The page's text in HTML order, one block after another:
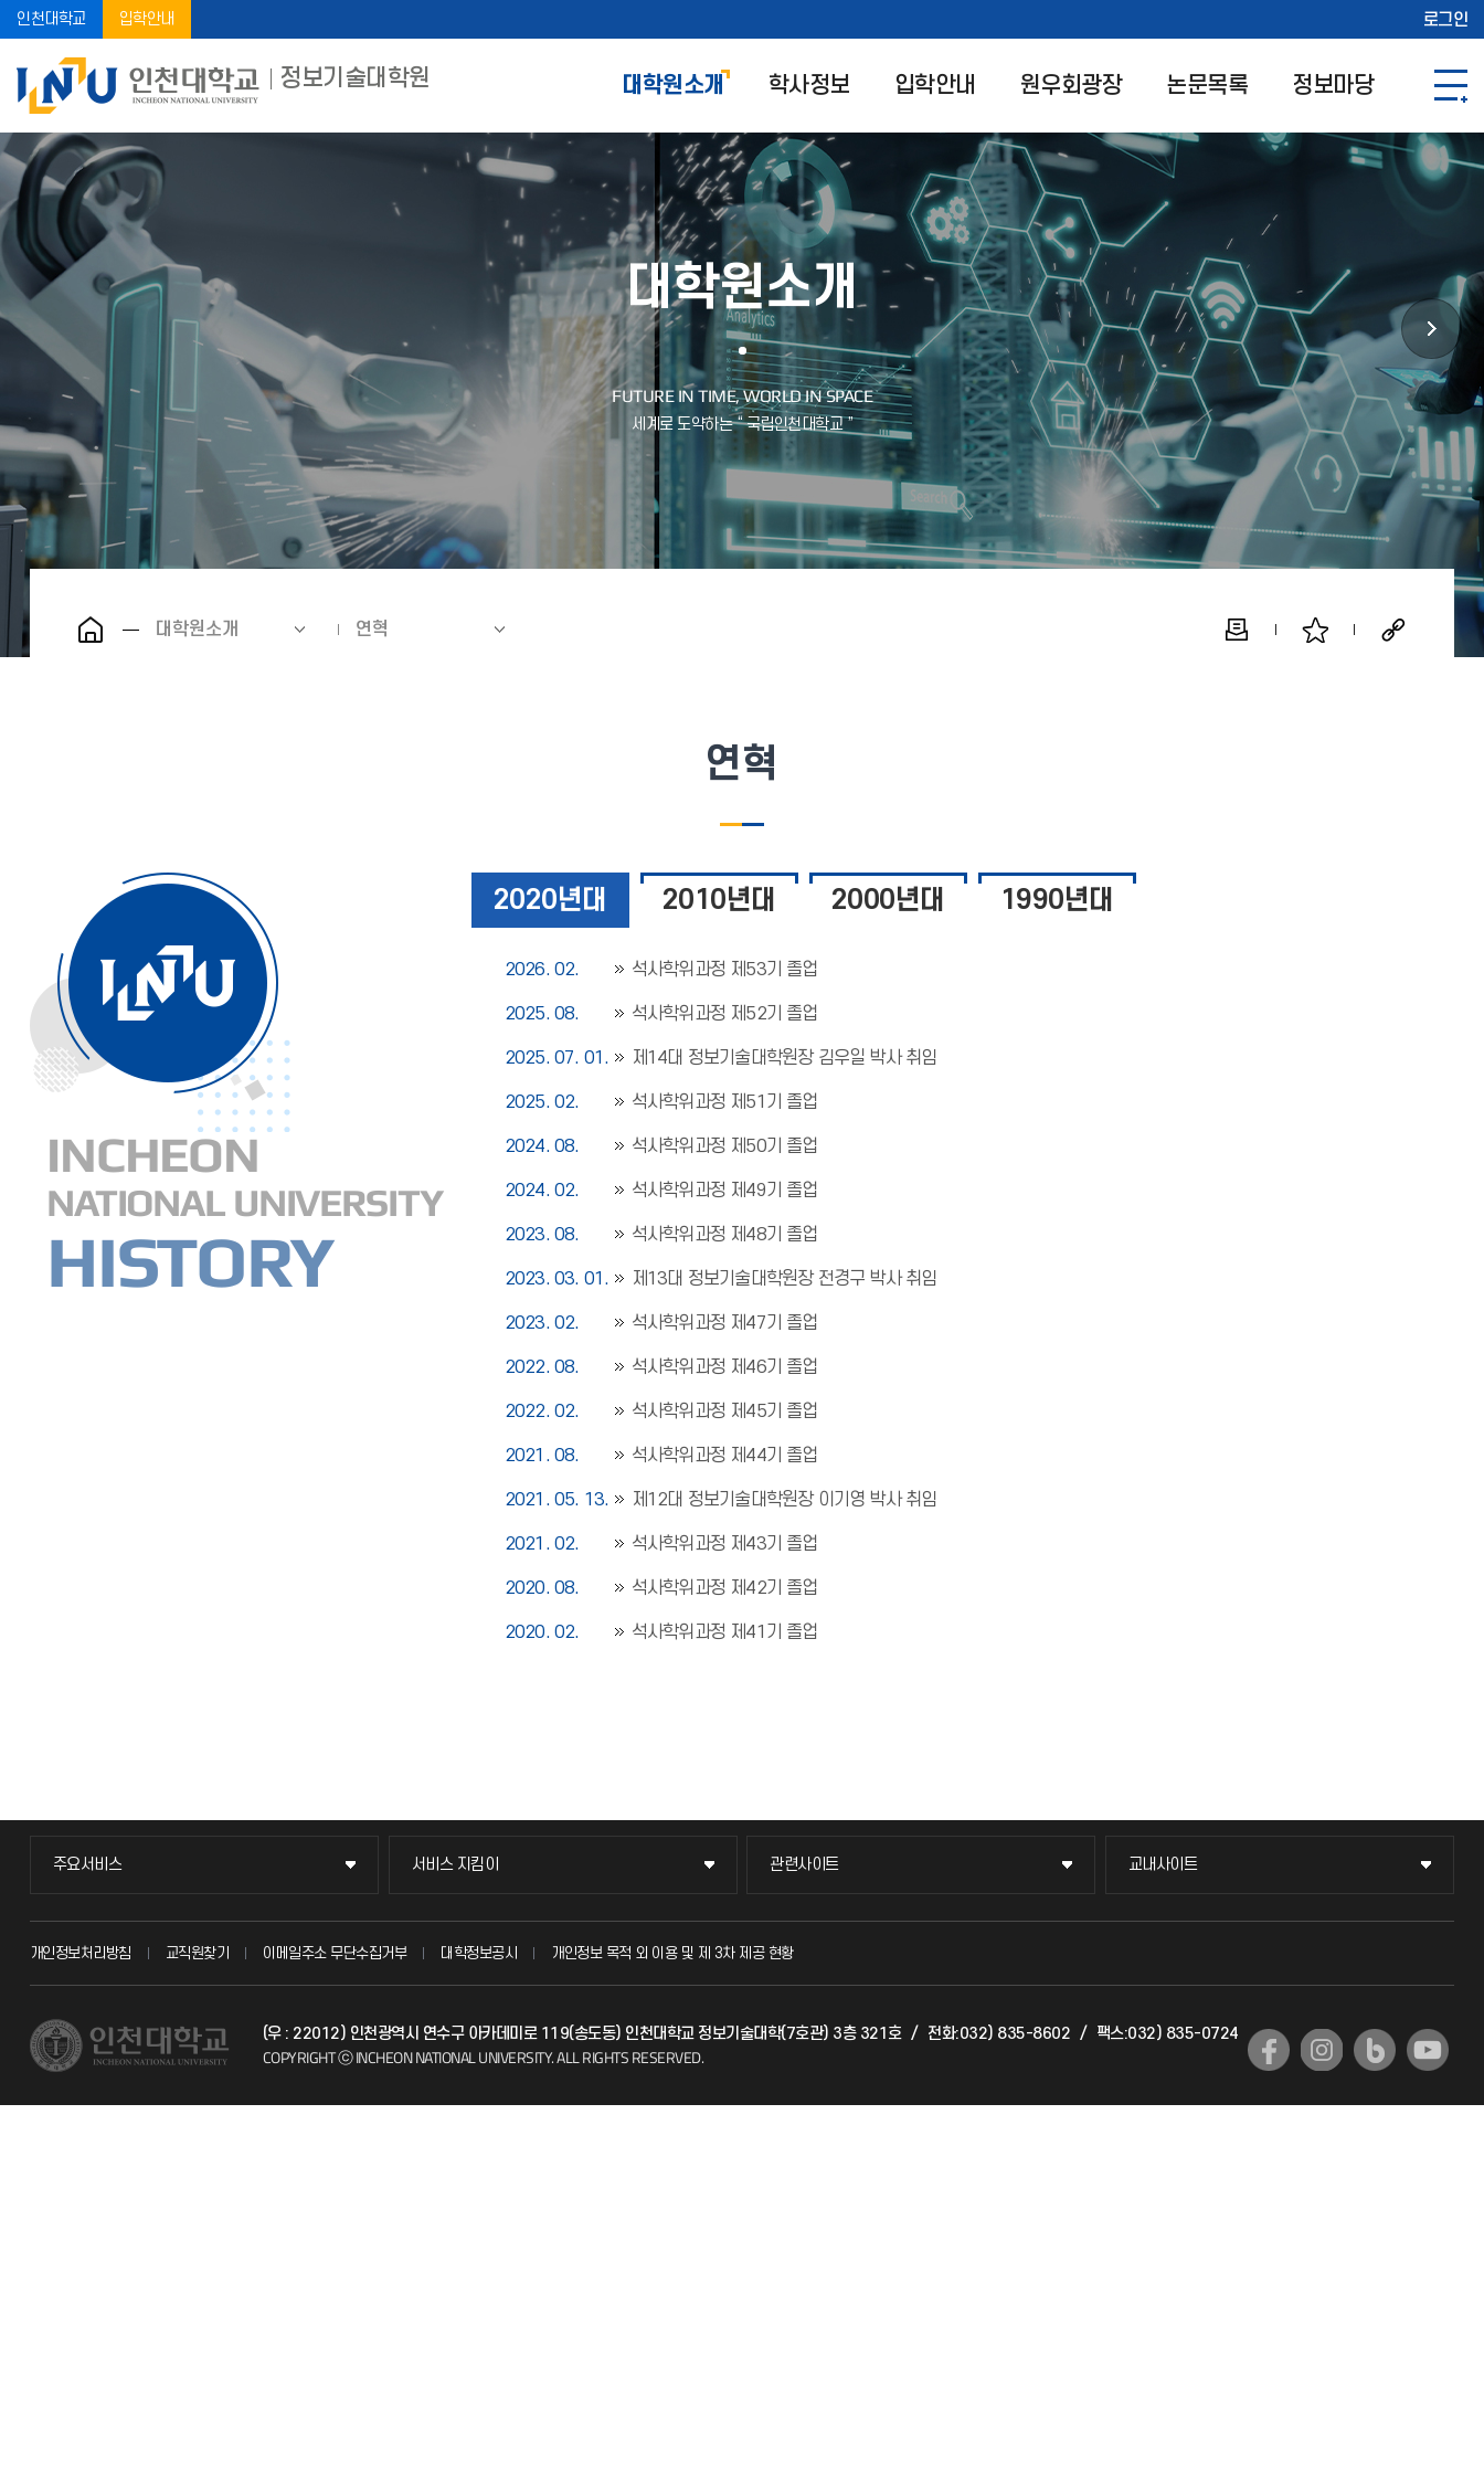
인천대학교 입학안내 로그인
정보기술대학원 대학원소개 학사정보 입학안내 원우회광장 논문목록 정보마당
대학원소개
대학원소개 연혁
연혁
INCHEON
NATIONAL UNIVERSITY
HISTORY
2020년대 2010년대 2000년대 1990년대
2026. 02. 석사학위과정 제53기 졸업
2025. 08. 석사학위과정 제52기 졸업
2025. 07. 01. 제14대 정보기술대학원장 김우일 박사 취임
2025. 02. 석사학위과정 제51기 졸업
2024. 08. 석사학위과정 제50기 졸업
2024. 02. 석사학위과정 제49기 졸업
2023. 08. 석사학위과정 제48기 졸업
2023. 03. 01. 제13대 정보기술대학원장 전경구 박사 취임
2023. 02. 석사학위과정 제47기 졸업
2022. 08. 석사학위과정 제46기 졸업
2022. 02. 석사학위과정 제45기 졸업
2021. 08. 석사학위과정 제44기 졸업
2021. 05. 13. 제12대 정보기술대학원장 이기영 박사 취임
2021. 02. 석사학위과정 제43기 졸업
2020. 08. 석사학위과정 제42기 졸업
2020. 02. 석사학위과정 제41기 졸업
주요서비스
주요서비스
교무회의방송
시설예약
서비스 지킴이
서비스 지킴이
묻고 답하기
자주 묻는 질문(FAQ)
관련사이트
관련사이트
국방헬프콜
산학협력단
교내사이트
교내사이트
교수회
국제교류과
개인정보처리방침 교직원찾기 이메일주소 무단수집거부 대학정보공시 개인정보 목적 외 이용 및 제 3차 제공 현황
(우 : 22012) 인천광역시 연수구 아카데미로 119(송도동) 인천대학교 정보기술대학(7호관) 3층 321호 / 전화:032) 835-8602 / 팩스:032) 835-0724
COPYRIGHT ⓒ INCHEON NATIONAL UNIVERSITY.ALL RIGHTS RESERVED.